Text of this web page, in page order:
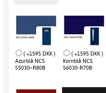
( +1595 DKK )
Azurblå NCS
S5030–R80B
( +1595 DKK )
Kornblå NCS
S6030-R70B